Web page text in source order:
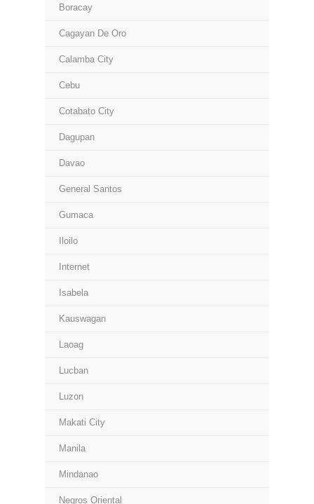
Boracay
Cagayan De Oro
Calamba City
Cebu
Cotabato City
Dagupan
Davao
General Santos
Gumaca
Iloilo
Internet
Isabela
Kauswagan
Laoag
Lucban
Luzon
Makati City
Manila
Mindanao
Negros Oriental